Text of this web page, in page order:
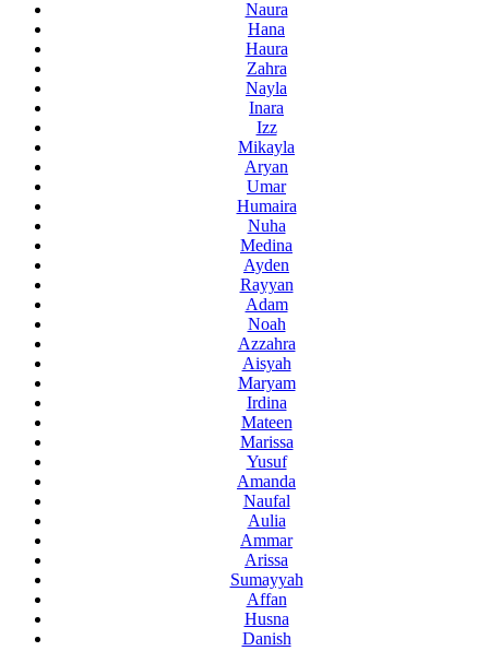
Naura
Hana
Haura
Zahra
Nayla
Inara
Izz
Mikayla
Aryan
Umar
Humaira
Nuha
Medina
Ayden
Rayyan
Adam
Noah
Azzahra
Aisyah
Maryam
Irdina
Mateen
Marissa
Yusuf
Amanda
Naufal
Aulia
Ammar
Arissa
Sumayyah
Affan
Husna
Danish